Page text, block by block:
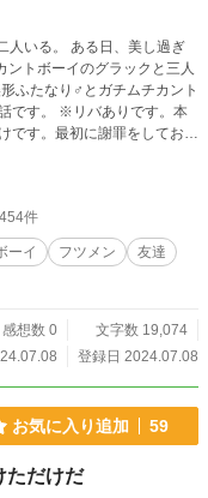
人いる。 ある日、美し過ぎ
トボーイのグラックと三人
ふたなり♂とガチムチカント
です。本
です。最初に謝罪をしておき
ぁぁ！！！！ ※ムーンライ
件
ーイ フツメン
友達
感想数 0
文字数 19,074
登録日 2024.07.08
お気に入り追加 59
ただけだ